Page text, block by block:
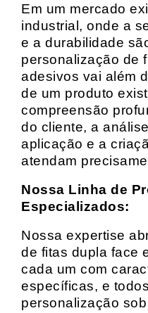
Em um mercado
industrial, onde a
e a durabilidade
personalização de
adesivos vai além
de um produto
compreensão
do cliente, a
aplicação e a
atendam
Nossa Linha de
Especializados:
Nossa expertise
de fitas dupla face
cada um com
específicas, e
personalização